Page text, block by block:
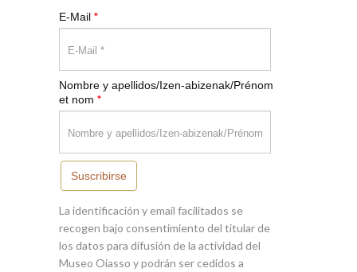
E-Mail *
Nombre y apellidos/Izen-abizenak/Prénom
et nom *
Suscribirse
La identificación y email facilitados se
recogen bajo consentimiento del titular de
los datos para difusión de la actividad del
Museo Oiasso y podrán ser cedidos a